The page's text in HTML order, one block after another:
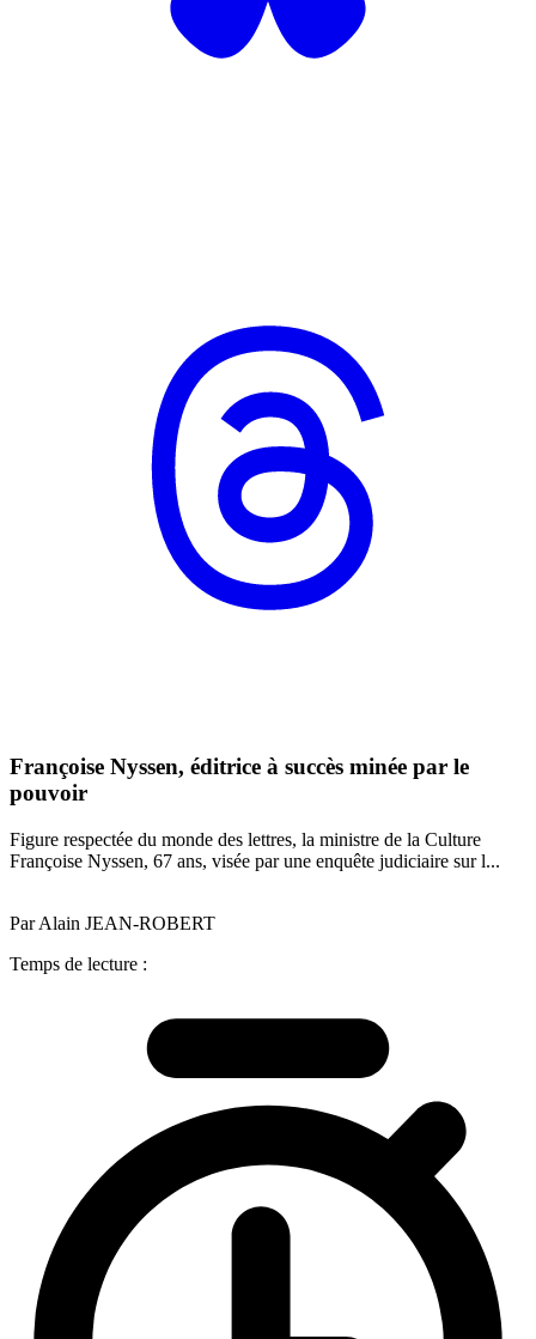
Françoise Nyssen, éditrice à succès minée par le
pouvoir
Figure respectée du monde des lettres, la ministre de la Culture
Françoise Nyssen, 67 ans, visée par une enquête judiciaire sur l...
Par Alain JEAN-ROBERT
Temps de lecture :